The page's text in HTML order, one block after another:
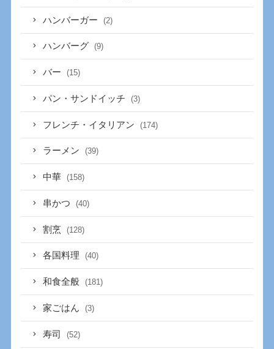
ハンバーガー (2)
ハンバーグ (9)
バー (15)
パン・サンドイッチ (3)
フレンチ・イタリアン (174)
ラーメン (39)
中華 (158)
串かつ (40)
割烹 (128)
各国料理 (40)
和食全般 (181)
家ごはん (3)
寿司 (52)